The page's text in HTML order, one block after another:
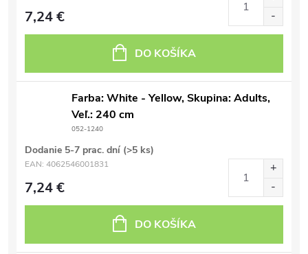
7,24 €
DO KOŠÍKA
Farba: White - Yellow, Skupina: Adults,
Veľ.: 240 cm
052-1240
Dodanie 5-7 prac. dní (>5 ks)
EAN: 4062546001831
7,24 €
DO KOŠÍKA